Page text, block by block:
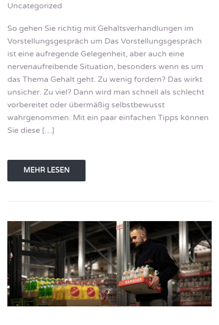
Uncategorized
So gehen Sie richtig mit Gehaltsverhandlungen im
Vorstellungsgespräch um Das Vorstellungsgespräch
ist eine aufregende Gelegenheit, aber auch eine
nervenaufreibende Situation, besonders wenn es um
das Thema Gehalt geht. Zu wenig fordern? Das wirkt
unsicher. Zu viel? Dann wird man schnell als schlecht
vorbereitet oder übermäßig selbstbewusst
wahrgenommen. Mit ein paar einfachen Tipps können
Sie diese […]
MEHR LESEN